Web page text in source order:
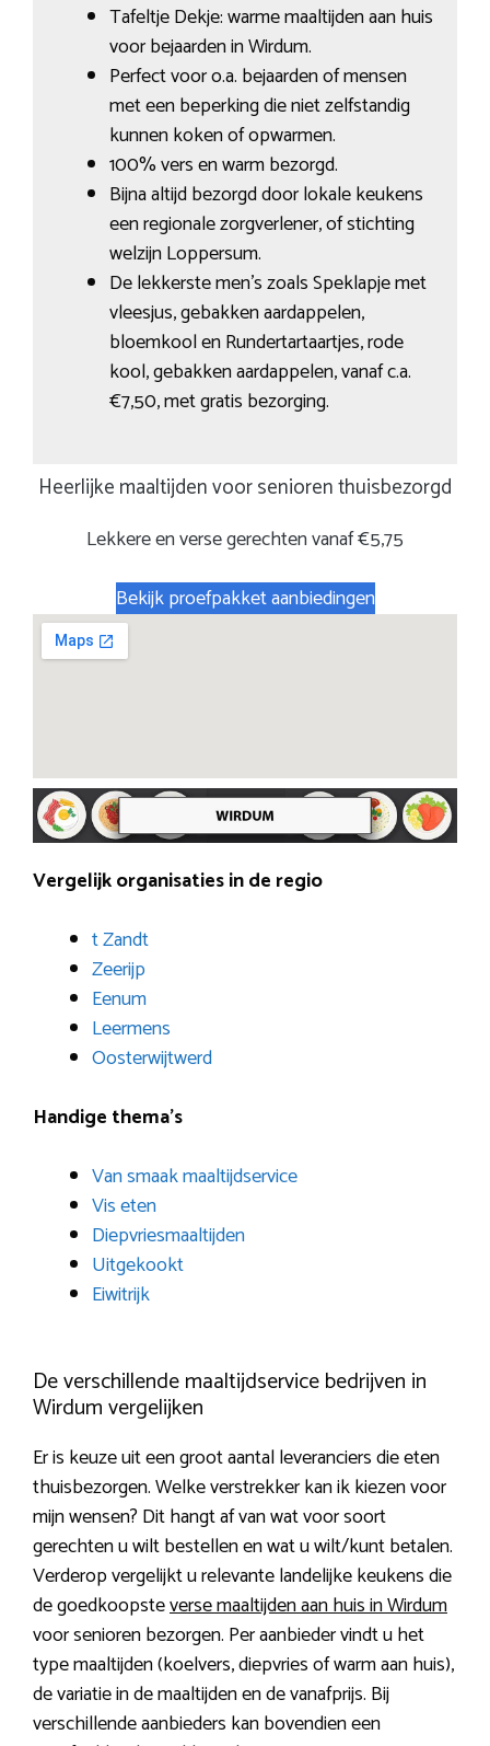
Tafeltje Dekje: warme maaltijden aan huis
voor bejaarden in Wirdum.
Perfect voor o.a. bejaarden of mensen
met een beperking die niet zelfstandig
kunnen koken of opwarmen.
100% vers en warm bezorgd.
Bijna altijd bezorgd door lokale keukens
een regionale zorgverlener, of stichting
welzijn Loppersum.
De lekkerste men’s zoals Speklapje met
vleesjus, gebakken aardappelen,
bloemkool en Rundertartaartjes, rode
kool, gebakken aardappelen, vanaf c.a.
€7,50, met gratis bezorging.
Heerlijke maaltijden voor senioren thuisbezorgd
Lekkere en verse gerechten vanaf €5,75
Bekijk proefpakket aanbiedingen
Vergelijk organisaties in de regio
t Zandt
Zeerijp
Eenum
Leermens
Oosterwijtwerd
Handige thema’s
Van smaak maaltijdservice
Vis eten
Diepvriesmaaltijden
Uitgekookt
Eiwitrijk
De verschillende maaltijdservice bedrijven in
Wirdum vergelijken
Er is keuze uit een groot aantal leveranciers die eten
thuisbezorgen. Welke verstrekker kan ik kiezen voor
mijn wensen? Dit hangt af van wat voor soort
gerechten u wilt bestellen en wat u wilt/kunt betalen.
Verderop vergelijkt u relevante landelijke keukens die
de goedkoopsteverse maaltijden aan huis in Wirdum
voor senioren bezorgen. Per aanbieder vindt u het
type maaltijden (koelvers, diepvries of warm aan huis),
de variatie in de maaltijden en de vanafprijs. Bij
verschillende aanbieders kan bovendien een